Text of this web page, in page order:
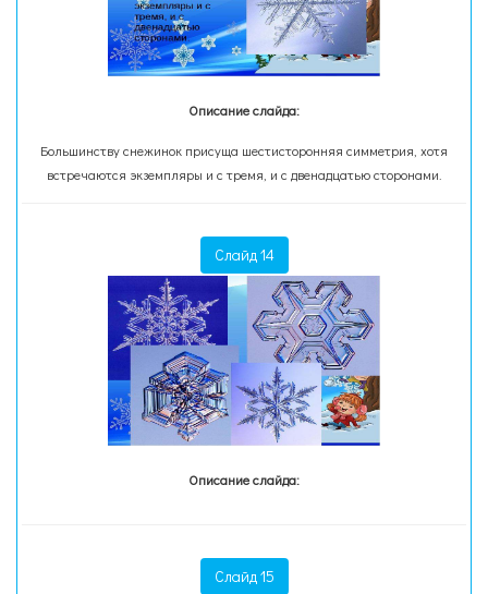
Описание слайда:
Большинству снежинок присуща шестисторонняя симметрия, хотя
встречаются экземпляры и c тремя, и с двенадцатью сторонами.
Слайд 14
Описание слайда:
Слайд 15